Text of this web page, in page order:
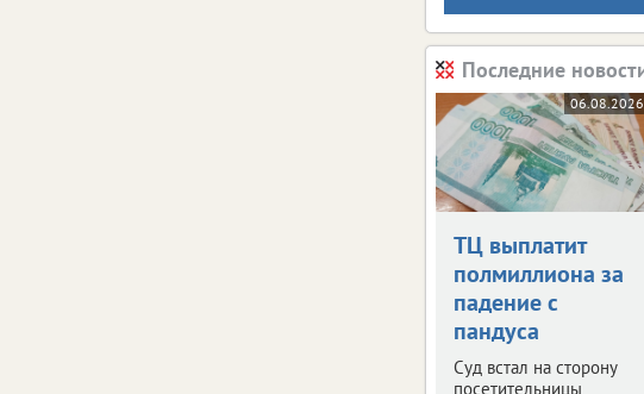
Последние
06.08.2026
ТЦ выплатит
полмиллиона за
падение с
пандуса
Суд встал на сторону
посетительницы